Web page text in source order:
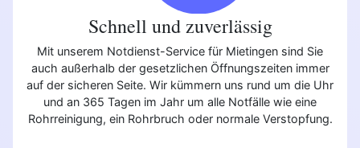
Schnell und zuverlässig
Mit unserem Notdienst-Service für Mietingen sind Sie
auch außerhalb der gesetzlichen Öffnungszeiten immer
auf der sicheren Seite. Wir kümmern uns rund um die Uhr
und an 365 Tagen im Jahr um alle Notfälle wie eine
Rohrreinigung, ein Rohrbruch oder normale Verstopfung.